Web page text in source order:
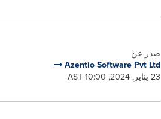
صدر عن
Azentio Software Pvt Ltd
23 يناير, 2024, 10:00 AST